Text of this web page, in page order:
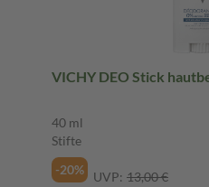
40 ml
Stifte
-20%
UVP: 13,00 €